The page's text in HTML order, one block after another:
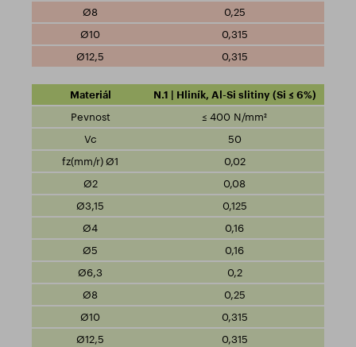
0,25
0,315
0,315
N.1 | Hliník, Al-Si slitiny (Si ≤ 6%)
≤ 400 N/mm²
50
0,02
0,08
0,125
0,16
0,16
0,2
0,25
0,315
0,315